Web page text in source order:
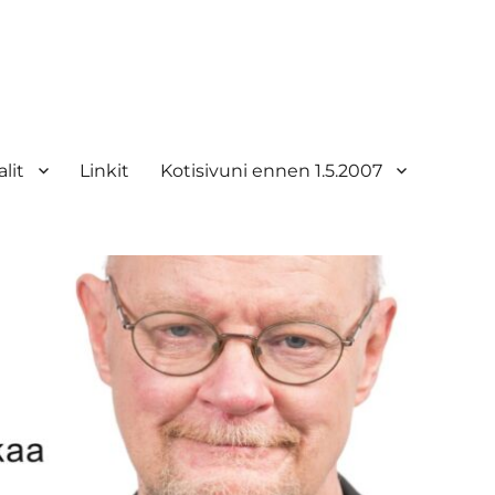
Linkit Kotisivuni ennen 1.5.2007